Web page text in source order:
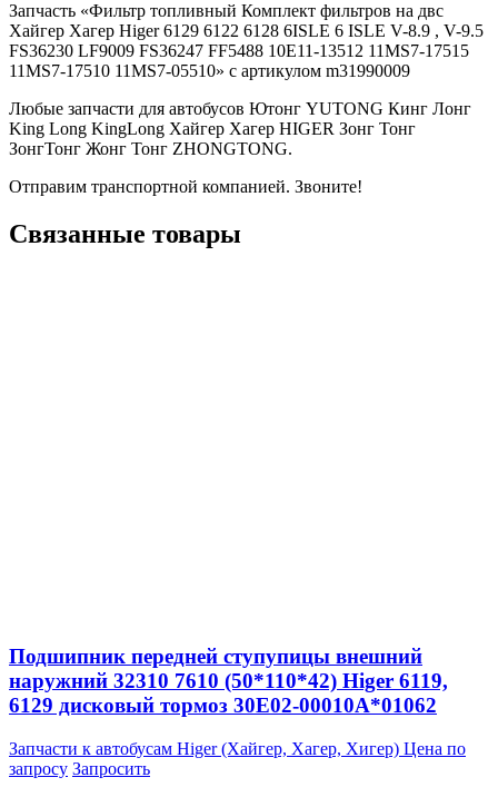
Запчасть «Фильтр топливный Комплект фильтров на двс
Хайгер Хагер Higer 6129 6122 6128 6ISLE 6 ISLE V-8.9 , V-9.5
FS36230 LF9009 FS36247 FF5488 10E11-13512 11MS7-17515
11MS7-17510 11MS7-05510» с артикулом m31990009
Любые запчасти для автобусов Ютонг YUTONG Кинг Лонг
King Long KingLong Хайгер Хагер HIGER Зонг Тонг
ЗонгТонг Жонг Тонг ZHONGTONG.
Отправим транспортной компанией. Звоните!
Связанные товары
Подшипник передней ступупицы внешний
наружний 32310 7610 (50*110*42) Higer 6119,
6129 дисковый тормоз 30E02-00010A*01062
Запчасти к автобусам Higer (Хайгер, Хагер, Хигер) Цена по
запросу Запросить